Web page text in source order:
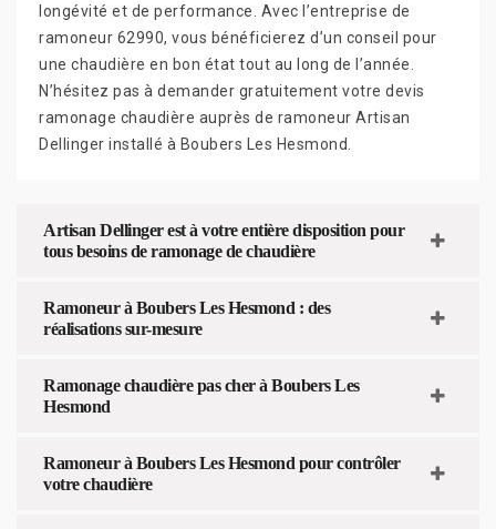
longévité et de performance. Avec l’entreprise de
ramoneur 62990, vous bénéficierez d’un conseil pour
une chaudière en bon état tout au long de l’année.
N’hésitez pas à demander gratuitement votre devis
ramonage chaudière auprès de ramoneur Artisan
Dellinger installé à Boubers Les Hesmond.
Artisan Dellinger est à votre entière disposition pour
tous besoins de ramonage de chaudière
Ramoneur à Boubers Les Hesmond : des
réalisations sur-mesure
Ramonage chaudière pas cher à Boubers Les
Hesmond
Ramoneur à Boubers Les Hesmond pour contrôler
votre chaudière